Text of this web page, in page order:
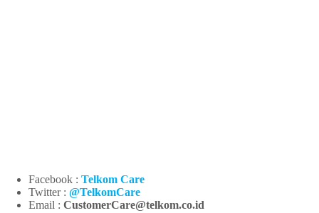
Facebook : Telkom Care
Twitter : @TelkomCare
Email : CustomerCare@telkom.co.id